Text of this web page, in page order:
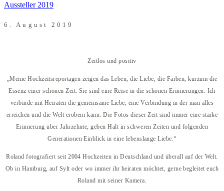
Aussteller 2019
6. August 2019
Zeitlos und positiv
„Meine Hochzeitsreportagen zeigen das Leben, die Liebe, die Farben, kurzum die
Essenz einer schönen Zeit. Sie sind eine Reise in die schönen Erinnerungen. Ich
verbinde mit Heiraten die gemeinsame Liebe, eine Verbindung in der man alles
erreichen und die Welt erobern kann. Die Fotos dieser Zeit sind immer eine starke
Erinnerung über Jahrzehnte, geben Halt in schweren Zeiten und folgenden
Generationen Einblick in eine lebenslange Liebe.“
Roland fotografiert seit 2004 Hochzeiten in Deutschland und überall auf der Welt.
Ob in Hamburg, auf Sylt oder wo immer ihr heiraten möchtet, gerne begleitet euch
Roland mit seiner Kamera.